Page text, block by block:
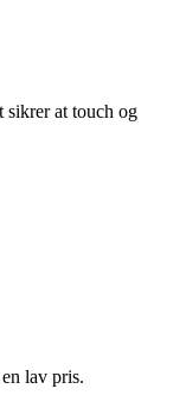
sikrer at touch og
lav pris.